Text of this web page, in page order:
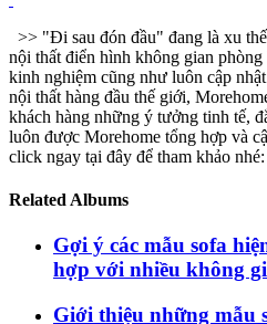
>> "Đi sau đón đầu" đang là xu
nội thất điển hình không gian
kinh nghiệm cũng như luôn cập
nội thất hàng đầu thế giới,
khách hàng những ý tưởng tinh tế,
luôn được Morehome tổng hợp và
click ngay tại đây để tham khảo nhé:
Related Albums
Gợi ý các mẫu sofa
hợp với nhiều không
Giới thiệu những mẫu